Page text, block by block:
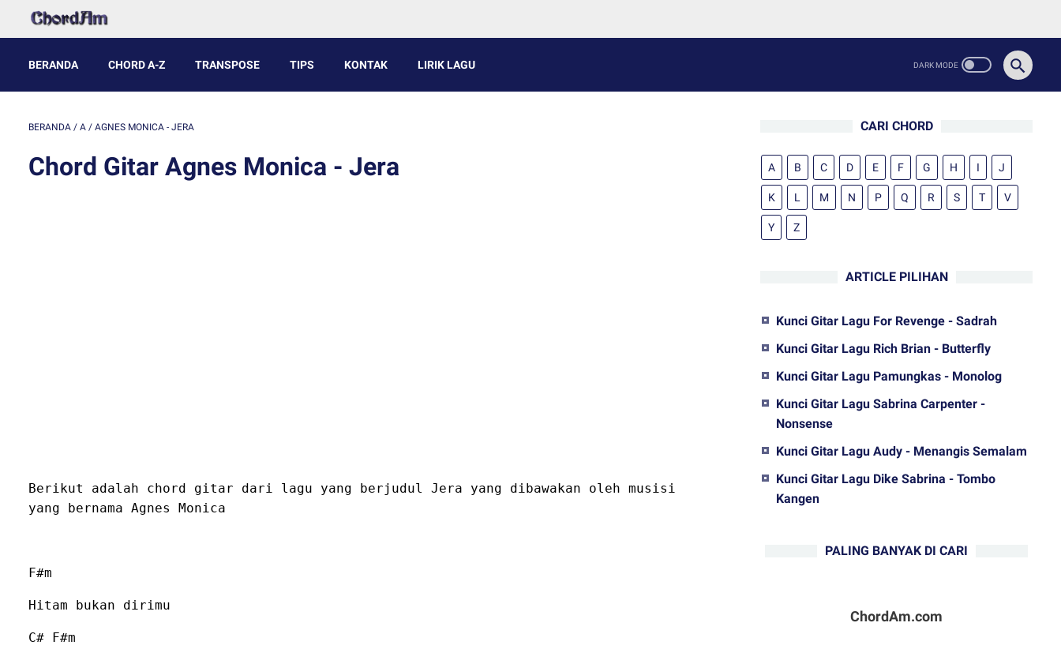
BERANDA CHORD A-Z TRANSPOSE TIPS KONTAK LIRIK LAGU
BERANDA / A / AGNES MONICA - JERA
Chord Gitar Agnes Monica - Jera
Berikut adalah chord gitar dari lagu yang berjudul Jera yang dibawakan oleh musisi
yang bernama Agnes Monica
F#m
Hitam bukan dirimu
C# F#m
CARI CHORD
A B C D E F G H I J
K L M N P Q R S T V
Y Z
ARTICLE PILIHAN
Kunci Gitar Lagu For Revenge - Sadrah
Kunci Gitar Lagu Rich Brian - Butterfly
Kunci Gitar Lagu Pamungkas - Monolog
Kunci Gitar Lagu Sabrina Carpenter -
Nonsense
Kunci Gitar Lagu Audy - Menangis Semalam
Kunci Gitar Lagu Dike Sabrina - Tombo
Kangen
PALING BANYAK DI CARI
ChordAm.com